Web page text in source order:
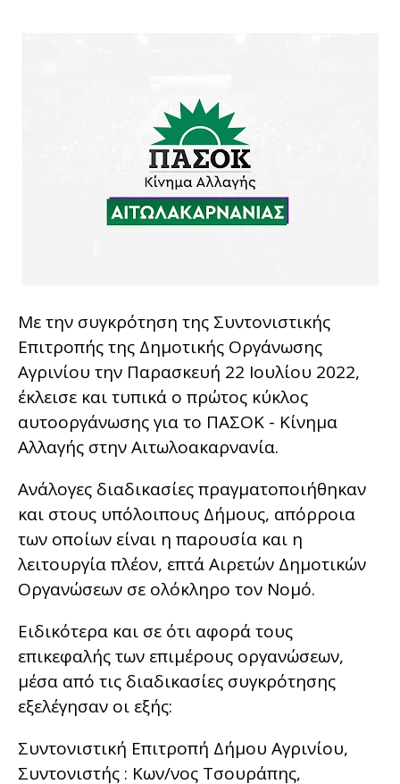
Με την συγκρότηση της Συντονιστικής
Επιτροπής της Δημοτικής Οργάνωσης
Αγρινίου την Παρασκευή 22 Ιουλίου 2022,
έκλεισε και τυπικά ο πρώτος κύκλος
αυτοοργάνωσης για το ΠΑΣΟΚ - Κίνημα
Αλλαγής στην Αιτωλοακαρνανία.
Ανάλογες διαδικασίες πραγματοποιήθηκαν
και στους υπόλοιπους Δήμους, απόρροια
των οποίων είναι η παρουσία και η
λειτουργία πλέον, επτά Αιρετών Δημοτικών
Οργανώσεων σε ολόκληρο τον Νομό.
Ειδικότερα και σε ότι αφορά τους
επικεφαλής των επιμέρους οργανώσεων,
μέσα από τις διαδικασίες συγκρότησης
εξελέγησαν οι εξής:
Συντονιστική Επιτροπή Δήμου Αγρινίου,
Συντονιστής : Κων/νος Τσουράπης,